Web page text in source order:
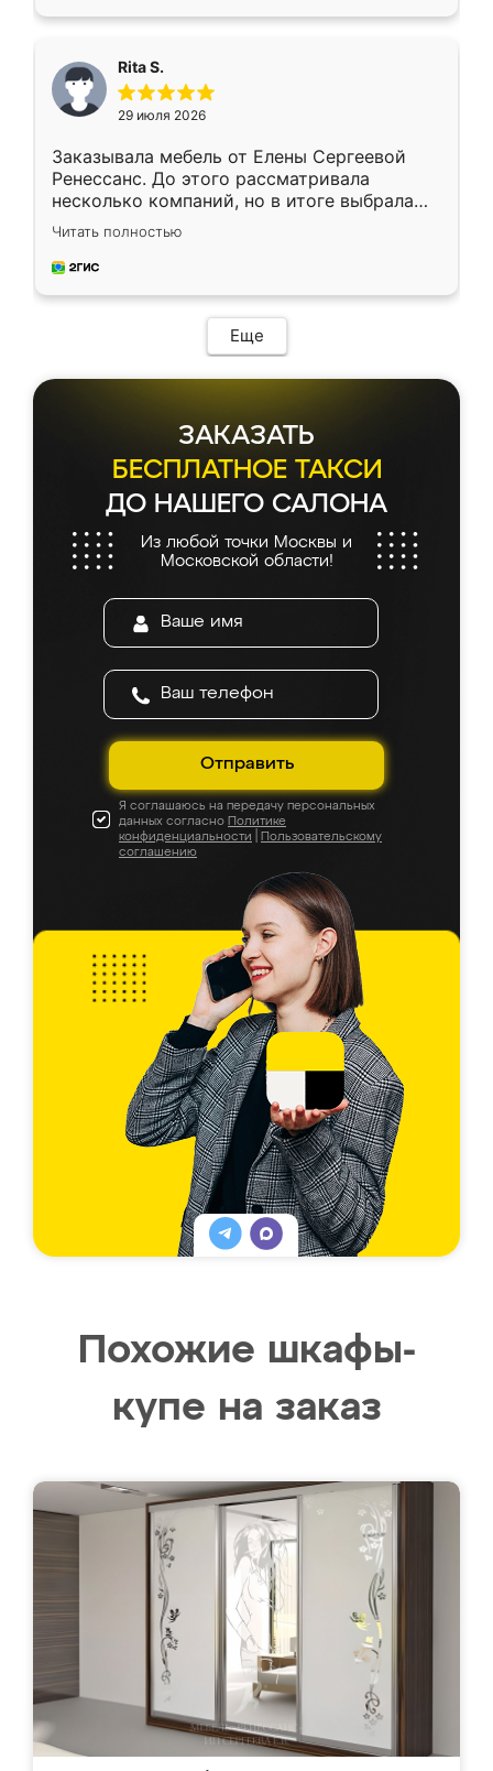
Rita S.
29 июля 2026
Заказывала мебель от Елены Сергеевой
Ренессанс. До этого рассматривала
несколько компаний, но в итоге выбрала
эту. Сначала обговорили условия, потом
приехал замерщик, всё спокойно объяснил
и снял размеры. Изготовили в срок, с
мебель сразу встала на свое место без
каких-либо доработок. Качеством осталась
довольна, все выглядит так, как и ожидала.
Читать полностью
Еще
ЗАКАЗАТЬ
БЕСПЛАТНОЕ ТАКСИ
ДО НАШЕГО САЛОНА
Из любой точки Москвы и
Московской области!
Отправить
Я соглашаюсь на передачу персональных
данных согласно Политике
конфиденциальности
Пользовательскому
соглашению
Похожие шкафы-
купе на заказ